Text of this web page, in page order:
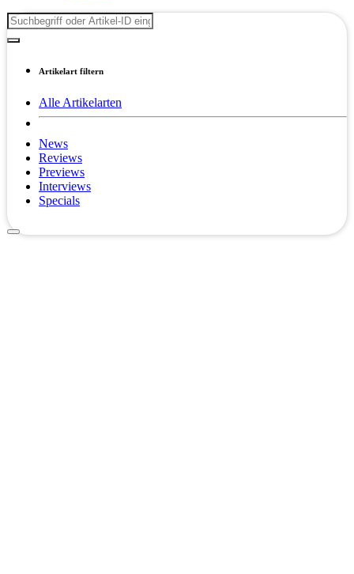
Artikelart filtern
Alle Artikelarten
News
Reviews
Previews
Interviews
Specials